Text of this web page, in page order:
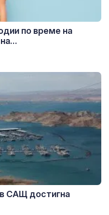
по време на
САЩ достигна